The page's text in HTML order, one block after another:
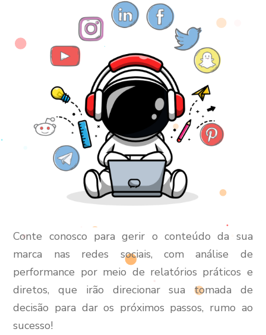
Conte conosco para gerir o conteúdo da sua
marca nas redes sociais, com análise de
performance por meio de relatórios práticos e
diretos, que irão direcionar sua tomada de
decisão para dar os próximos passos, rumo ao
sucesso!